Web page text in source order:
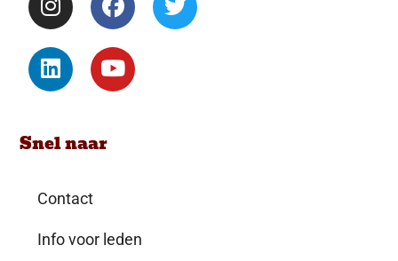
Snel naar
Contact
Info voor leden